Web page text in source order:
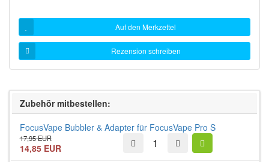
Auf den Merkzettel
Rezension schreiben
Zubehör mitbestellen:
FocusVape Bubbler & Adapter für FocusVape Pro S
17,95 EUR
14,85 EUR